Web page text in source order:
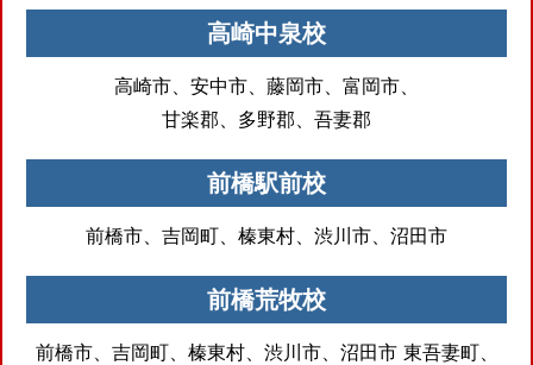
高崎中泉校
高崎市、安中市、藤岡市、富岡市、
甘楽郡、多野郡、吾妻郡
前橋駅前校
前橋市、吉岡町、榛東村、渋川市、沼田市
前橋荒牧校
前橋市、吉岡町、榛東村、渋川市、沼田市東吾妻町、